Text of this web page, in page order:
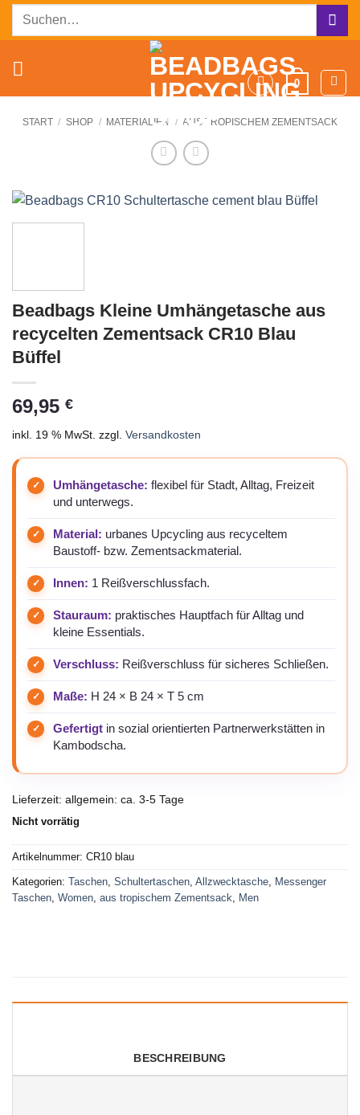
ZumSuchen
0
START / SHOP / MATERIALIEN / AUS TROPISCHEM ZEMENTSACK
Beadbags Kleine Umhängetasche aus
recycelten Zementsack CR10 Blau
Büffel
69,95 €
inkl. 19 % MwSt. zzgl. Versandkosten
Umhängetasche: flexibel für Stadt, Alltag, Freizeit
und unterwegs.
Material: urbanes Upcycling aus recyceltem
Baustoff- bzw. Zementsackmaterial.
Innen: 1 Reißverschlussfach.
Stauraum: praktisches Hauptfach für Alltag und
kleine Essentials.
Verschluss: Reißverschluss für sicheres Schließen.
Maße: H 24 × B 24 × T 5 cm
Gefertigt in sozial orientierten Partnerwerkstätten in
Kambodscha.
Lieferzeit: allgemein: ca. 3-5 Tage
Nicht vorrätig
Artikelnummer: CR10 blau
Kategorien: Taschen, Schultertaschen, Allzwecktasche, Messenger
Taschen, Women, aus tropischem Zementsack, Men
BESCHREIBUNG